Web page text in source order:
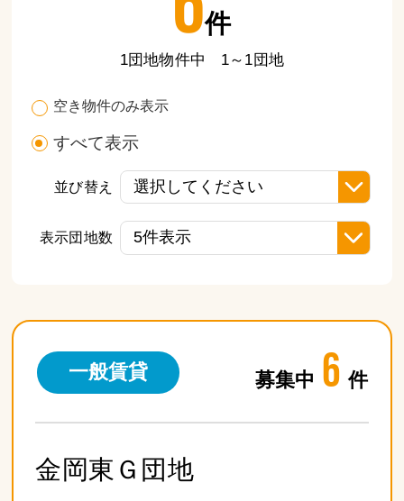
件
1団地物件中 1～1団地
空き物件のみ表示
すべて表示
並び替え
表示団地数
一般賃貸 募集中 6 件
金岡東Ｇ団地